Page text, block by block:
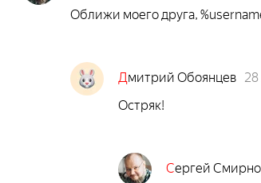
Оближи моего друга,
Дмитрий Обоянцев
Остряк!
Сергей